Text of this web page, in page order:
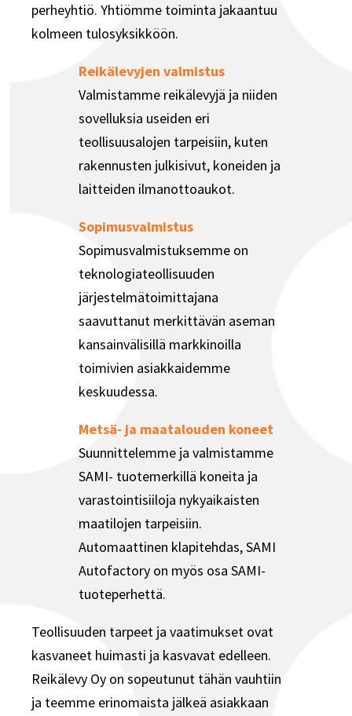
perheyhtiö. Yhtiömme toiminta jakaantuu
kolmeen tulosyksikköön.
Reikälevyjen valmistus
Valmistamme reikälevyjä ja niiden
sovelluksia useiden eri
teollisuusalojen tarpeisiin, kuten
rakennusten julkisivut, koneiden ja
laitteiden ilmanottoaukot.
Sopimusvalmistus
Sopimusvalmistuksemme on
teknologiateollisuuden
järjestelmätoimittajana
saavuttanut merkittävän aseman
kansainvälisillä markkinoilla
toimivien asiakkaidemme
keskuudessa.
Metsä- ja maatalouden koneet
Suunnittelemme ja valmistamme
SAMI- tuotemerkillä koneita ja
varastointisiiloja nykyaikaisten
maatilojen tarpeisiin.
Automaattinen klapitehdas, SAMI
Autofactory on myös osa SAMI-
tuoteperhettä.
Teollisuuden tarpeet ja vaatimukset ovat
kasvaneet huimasti ja kasvavat edelleen.
Reikälevy Oy on sopeutunut tähän vauhtiin
ja teemme erinomaista jälkeä asiakkaan